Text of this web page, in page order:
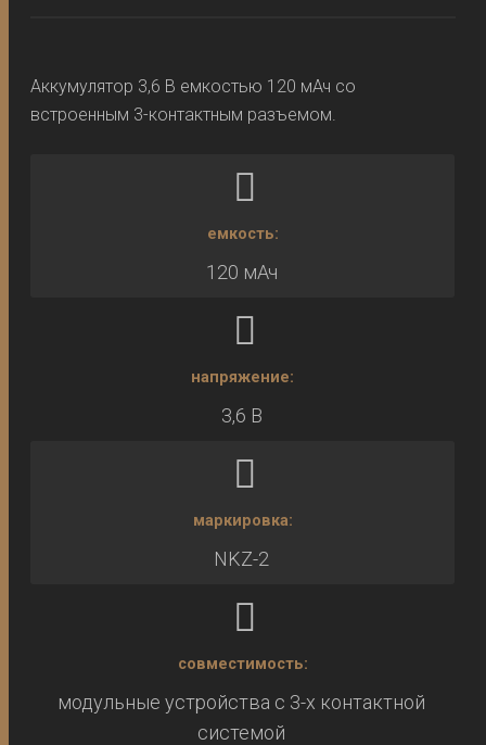
Аккумулятор 3,6 В емкостью 120 мАч со
встроенным 3-контактным разъемом.
емкость:
120 мАч
напряжение:
3,6 В
маркировка:
NKZ-2
совместимость:
модульные устройства с 3-х контактной
системой